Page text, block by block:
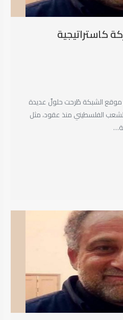
كاستراتيجية
9 ديسمبر 2013* عن موقع الشبكة طُرحت حلولٌ عديدة
الشعب الفلسطيني منذ عقود، مثل